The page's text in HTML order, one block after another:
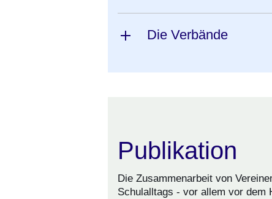
Die Verbände
Publikation
Die Zusammenarbeit von
Schulalltags - vor allem vor dem